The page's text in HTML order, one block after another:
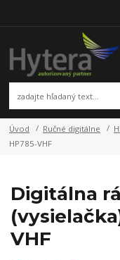
Úvod Ručné digitálne
HP785-VHF
Digitálna
VHF